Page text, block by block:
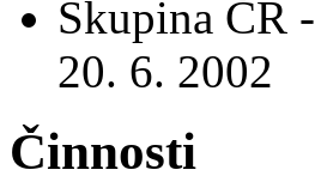
Skupina ČR -
20. 6. 2002
Činnosti